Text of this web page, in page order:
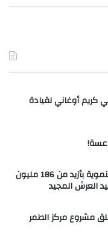
كريم أوغاني لقيادة
عامل إقليم صفرو يطلق ويدشن مشاريع تنموية بأزيد من 186 مليون
العرش المجيد
مشروع مركز الطمر